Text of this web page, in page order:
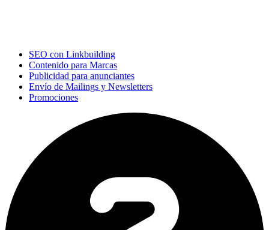
SEO con Linkbuilding
Contenido para Marcas
Publicidad para anunciantes
Envío de Mailings y Newsletters
Promociones